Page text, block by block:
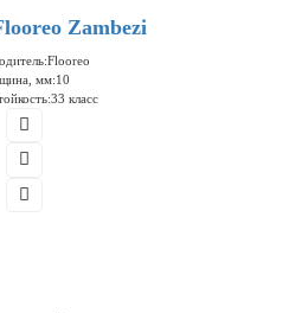
Zambezi
Flooreo
мм:10
33 класс